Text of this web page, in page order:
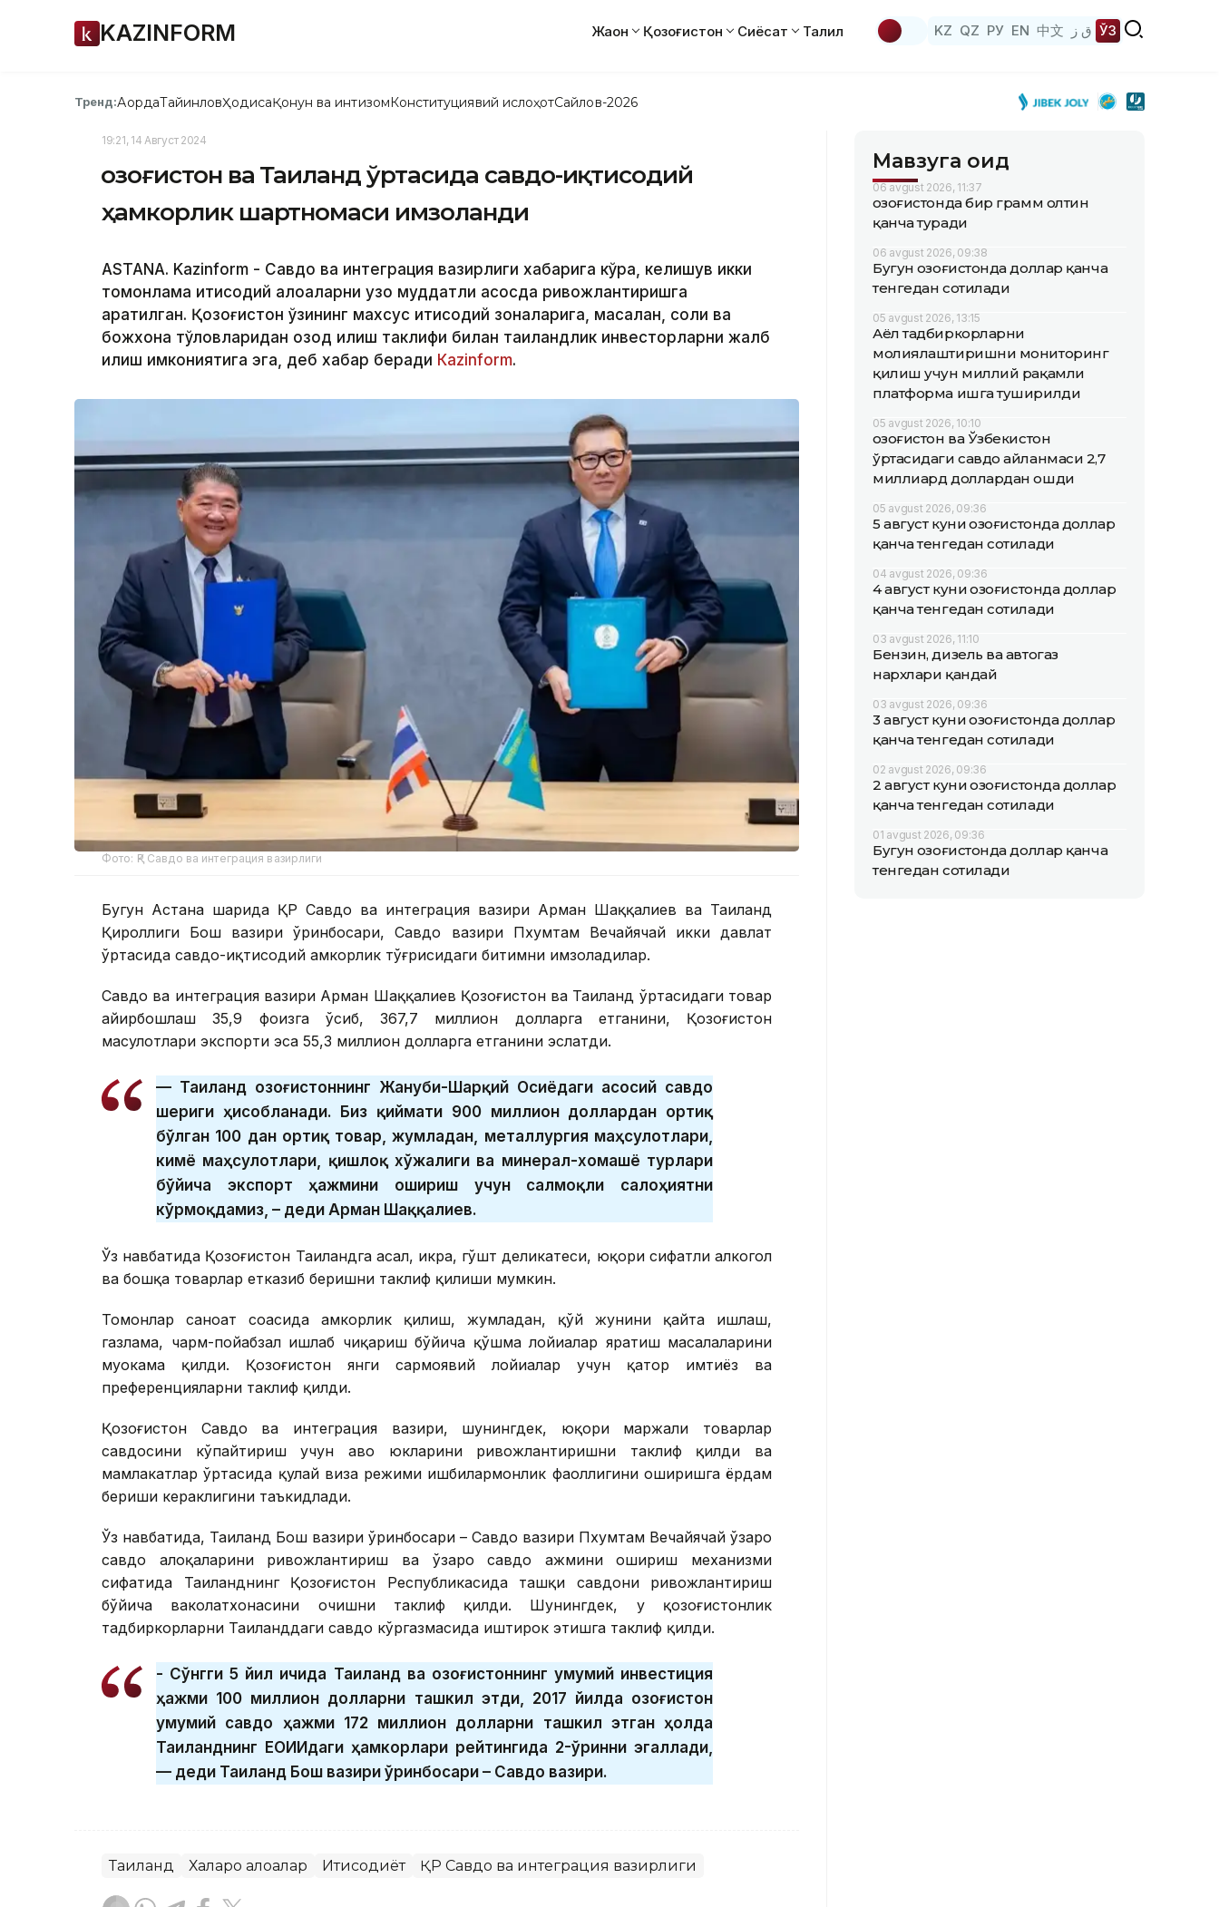
KAZINFORM Жаҳон Қозоғистон Сиёсат Таҳлил KZ QZ РУ EN 中文 ق ز ЎЗ
Тренд:АқордаТайинловҲодисаҚонун ва интизомКонституциявий ислоҳотСайлов-2026
19:21, 14 Август 2024
Қозоғистон ва Таиланд ўртасида савдо-иқтисодий
ҳамкорлик шартномаси имзоланди
ASTANA. Kazinform - Савдо ва интеграция вазирлиги хабарига кўра, келишув икки
томонлама иқтисодий алоқаларни узоқ муддатли асосда ривожлантиришга
қаратилган. Қозоғистон ўзининг махсус иқтисодий зоналарига, масалан, солиқ ва
божхона тўловларидан озод қилиш таклифи билан таиландлик инвесторларни жалб
қилиш имкониятига эга, деб хабар беради Кazinform.
Фото: ҚР Савдо ва интеграция вазирлиги
Бугун Астана шаҳрида ҚР Савдо ва интеграция вазири Арман Шаққалиев ва Таиланд
Қироллиги Бош вазири ўринбосари, Савдо вазири Пхумтам Вечайячай икки давлат
ўртасида савдо-иқтисодий ҳамкорлик тўғрисидаги битимни имзоладилар.
Савдо ва интеграция вазири Арман Шаққалиев Қозоғистон ва Таиланд ўртасидаги товар
айирбошлаш 35,9 фоизга ўсиб, 367,7 миллион долларга етганини, Қозоғистон
маҳсулотлари экспорти эса 55,3 миллион долларга етганини эслатди.
— Таиланд Қозоғистоннинг Жануби-Шарқий Осиёдаги асосий савдо
шериги ҳисобланади. Биз қиймати 900 миллион доллардан ортиқ
бўлган 100 дан ортиқ товар, жумладан, металлургия маҳсулотлари,
кимё маҳсулотлари, қишлоқ хўжалиги ва минерал-хомашё турлари
бўйича экспорт ҳажмини ошириш учун салмоқли салоҳиятни
кўрмоқдамиз, – деди Арман Шаққалиев.
Ўз навбатида Қозоғистон Таиландга асал, икра, гўшт деликатеси, юқори сифатли алкогол
ва бошқа товарлар етказиб беришни таклиф қилиши мумкин.
Томонлар саноат соҳасида ҳамкорлик қилиш, жумладан, қўй жунини қайта ишлаш,
газлама, чарм-пойабзал ишлаб чиқариш бўйича қўшма лойиҳалар яратиш масалаларини
муҳокама қилди. Қозоғистон янги сармоявий лойиҳалар учун қатор имтиёз ва
преференцияларни таклиф қилди.
Қозоғистон Савдо ва интеграция вазири, шунингдек, юқори маржали товарлар
савдосини кўпайтириш учун ҳаво юкларини ривожлантиришни таклиф қилди ва
мамлакатлар ўртасида қулай виза режими ишбилармонлик фаоллигини оширишга ёрдам
бериши кераклигини таъкидлади.
Ўз навбатида, Таиланд Бош вазири ўринбосари – Савдо вазири Пхумтам Вечайячай ўзаро
савдо алоқаларини ривожлантириш ва ўзаро савдо ҳажмини ошириш механизми
сифатида Таиланднинг Қозоғистон Республикасида ташқи савдони ривожлантириш
бўйича ваколатхонасини очишни таклиф қилди. Шунингдек, у қозоғистонлик
тадбиркорларни Таиланддаги савдо кўргазмасида иштирок этишга таклиф қилди.
- Сўнгги 5 йил ичида Таиланд ва Қозоғистоннинг умумий инвестиция
ҳажми 100 миллион долларни ташкил этди, 2017 йилда Қозоғистон
умумий савдо ҳажми 172 миллион долларни ташкил этган ҳолда
Таиланднинг ЕОИИдаги ҳамкорлари рейтингида 2-ўринни эгаллади,
— деди Таиланд Бош вазири ўринбосари – Савдо вазири.
Таиланд Халқаро алоқалар Иқтисодиёт ҚР Савдо ва интеграция вазирлиги
Мавзуга оид
06 avgust 2026, 11:37
Қозоғистонда бир грамм олтин
қанча туради
06 avgust 2026, 09:38
Бугун Қозоғистонда доллар қанча
тенгедан сотилади
05 avgust 2026, 13:15
Аёл тадбиркорларни
молиялаштиришни мониторинг
қилиш учун миллий рақамли
платформа ишга туширилди
05 avgust 2026, 10:10
Қозоғистон ва Ўзбекистон
ўртасидаги савдо айланмаси 2,7
миллиард доллардан ошди
05 avgust 2026, 09:36
5 август куни Қозоғистонда доллар
қанча тенгедан сотилади
04 avgust 2026, 09:36
4 август куни Қозоғистонда доллар
қанча тенгедан сотилади
03 avgust 2026, 11:10
Бензин, дизель ва автогаз
нархлари қандай
03 avgust 2026, 09:36
3 август куни Қозоғистонда доллар
қанча тенгедан сотилади
02 avgust 2026, 09:36
2 август куни Қозоғистонда доллар
қанча тенгедан сотилади
01 avgust 2026, 09:36
Бугун Қозоғистонда доллар қанча
тенгедан сотилади